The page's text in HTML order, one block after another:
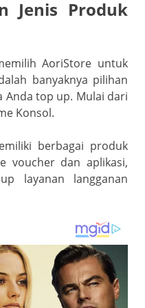
Jenis Produk
AoriStore untuk
banyaknya pilihan
Anda top up. Mulai dari
Konsol.
berbagai produk
voucher dan aplikasi,
layanan langganan